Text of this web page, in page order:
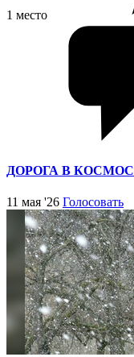
1 место
ДОРОГА В КОСМОС
11 мая '26 Голосовать